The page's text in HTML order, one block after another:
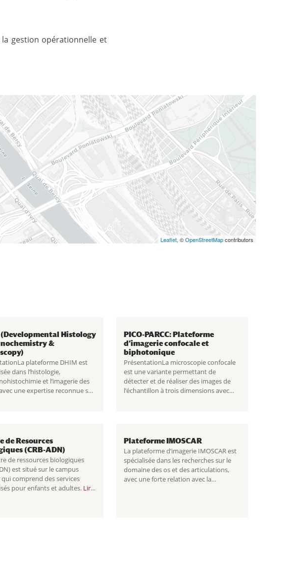
gestion opérationnelle et
Leaflet, ©OpenStreetMapcontributors
(Developmental Histology
&
plateforme DHIM est
dans l’histologie,
et l’imagerie des
une expertise reconnue sur
PICO-PARCC: Plateforme
d’imagerie confocale et
biphotonique
PrésentationLa microscopie confocale
est une variante permettant de
détecter et de réaliser des images de
l’échantillon à trois dimensions avec
de Resources
(CRB-ADN)
de ressources biologiques
est situé sur le campus
qui comprend des services
pour enfants et adultes. Lire
Plateforme IMOSCAR
La plateforme d’imagerie IMOSCAR est
spécialisée dans les recherches sur le
domaine des os et des articulations,
avec une forte relation avec la